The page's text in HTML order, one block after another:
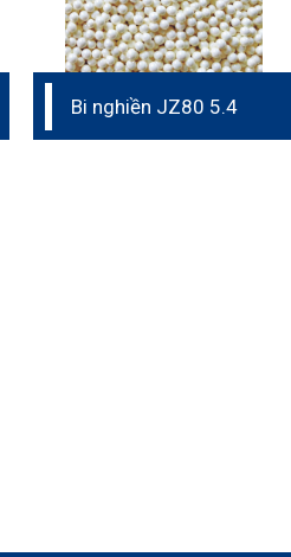
Bi nghiền JZ80 5.4